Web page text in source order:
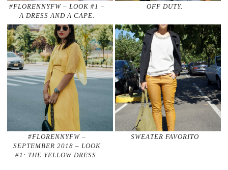
#FLORENNYFW – LOOK #1 –
A DRESS AND A CAPE.
OFF DUTY.
#FLORENNYFW –
SEPTEMBER 2018 – LOOK
#1: THE YELLOW DRESS.
SWEATER FAVORITO